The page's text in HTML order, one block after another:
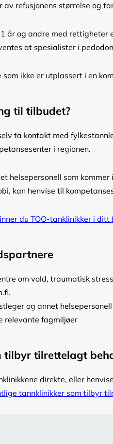
av refusjonens størrelse og
år og andre med
at spesialister i
som ikke er utplassert i en
til tilbudet?
ta kontakt med
i regionen.
helsepersonell som
kan henvise til
du TOO-tanklinikker i ditt
om vold, traumatisk
og annet helsepersonell
relevante fagmiljøer
tilbyr tilrettelagt
direkte, eller
tannklinikker som tilbyr